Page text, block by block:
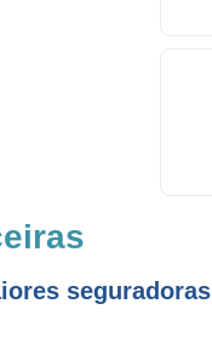
seguradoras